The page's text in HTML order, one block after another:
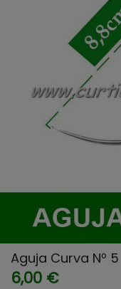
Aguja Curva Nº 5
6,00 €